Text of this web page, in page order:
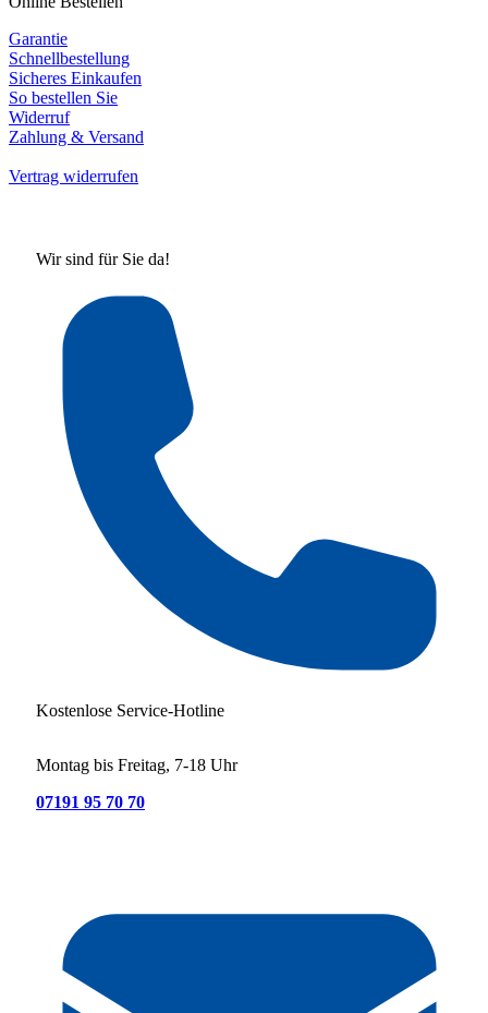
Garantie
Schnellbestellung
Sicheres Einkaufen
So bestellen Sie
Widerruf
Zahlung & Versand
Vertrag widerrufen
Wir sind für Sie da!
Kostenlose Service-Hotline
Montag bis Freitag, 7-18 Uhr
07191 95 70 70